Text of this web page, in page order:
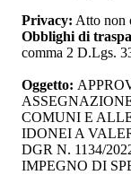
Privacy: Atto non
Obblighi di
comma 2 D.Lgs.
Oggetto:
COMUNI E
IDONEI A
DGR N. 1134/
IMPEGNO DI